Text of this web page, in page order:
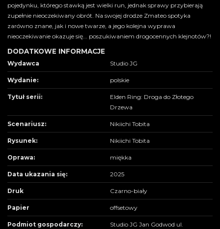
pojedynku, którego stawką jest wielki run, jednak sprawy przybierają
zupełnie nieoczekiwany obrót. Na swojej drodze Zmateo spotyka
zarówno znane, jak i nowe twarze, a jego kolejna wyprawa
nieoczekiwanie okazuje się... poszukiwaniem drogocennych klejnotów?!
DODATKOWE INFORMACJE
Wydawca Studio JG
Wydanie: polskie
Tytuł serii:
Elden Ring: Droga do Złotego
Drzewa
Scenariusz: Nikiichi Tobita
Rysunek: Nikiichi Tobita
Oprawa: miękka
Data ukazania się: 2025
Druk Czarno-biały
Papier offsetowy
Podmiot gospodarczy:
Studio JG Jan Godwod ul.